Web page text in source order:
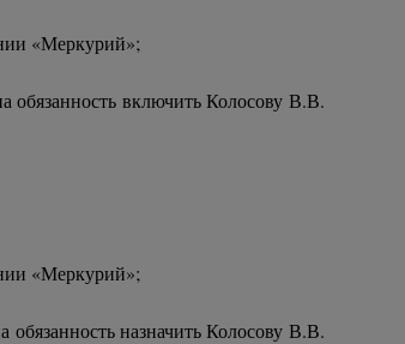
«Меркурий»;
обязанность включить Колосову В.В.
«Меркурий»;
назначить Колосову В.В.